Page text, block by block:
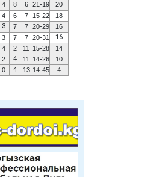
4 8 6 21-19
20
4 6 7 15-22
18
3 7 7 20-29
16
3 7 7 20-31 16
4 2 11 15-28
14
2 4 11 14-26
10
0 4 13 14-45 4